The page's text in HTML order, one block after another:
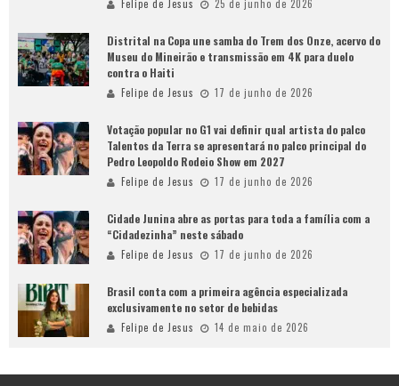
Felipe de Jesus 25 de junho de 2026
Distrital na Copa une samba do Trem dos Onze, acervo do
Museu do Mineirão e transmissão em 4K para duelo
contra o Haiti
Felipe de Jesus 17 de junho de 2026
Votação popular no G1 vai definir qual artista do palco
Talentos da Terra se apresentará no palco principal do
Pedro Leopoldo Rodeio Show em 2027
Felipe de Jesus 17 de junho de 2026
Cidade Junina abre as portas para toda a família com a
“Cidadezinha” neste sábado
Felipe de Jesus 17 de junho de 2026
Brasil conta com a primeira agência especializada
exclusivamente no setor de bebidas
Felipe de Jesus 14 de maio de 2026